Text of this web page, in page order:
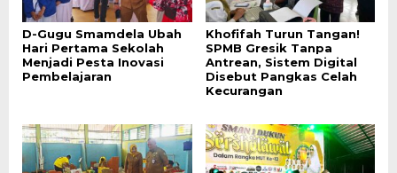
D-Gugu Smamdela Ubah
Hari Pertama Sekolah
Menjadi Pesta Inovasi
Pembelajaran
Khofifah Turun Tangan!
SPMB Gresik Tanpa
Antrean, Sistem Digital
Disebut Pangkas Celah
Kecurangan